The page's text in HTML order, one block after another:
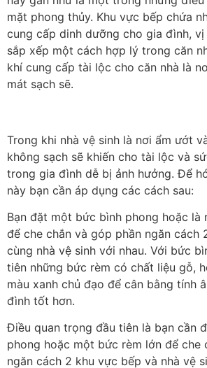
mặt phong thủy. Khu vực bếp chứa
cung cấp dinh dưỡng cho gia đình,
sắp xếp một cách hợp lý trong căn
khí cung cấp tài lộc cho căn nhà là
mát sạch sẽ.
Trong khi nhà vệ sinh là nơi ẩm ướt
không sạch sẽ khiến cho tài lộc và
trong gia đình dễ bị ảnh hưởng. Để
này bạn cần áp dụng các cách sau:
Bạn đặt một bức bình phong hoặc là
để che chắn và góp phần ngăn cách
cùng nhà vệ sinh với nhau. Với bức
tiên những bức rèm có chất liệu gỗ,
màu xanh chủ đạo để cân bằng tính
đình tốt hơn.
Điều quan trọng đầu tiên là bạn cần
phong hoặc một bức rèm lớn để che
ngăn cách 2 khu vực bếp và nhà vệ